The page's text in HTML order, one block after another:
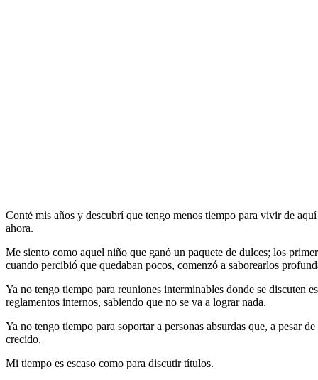
Conté mis años y descubrí que tengo menos tiempo para vivir de
ahora.
Me siento como aquel niño que ganó un paquete de dulces; los
cuando percibió que quedaban pocos, comenzó a saborearlos
Ya no tengo tiempo para reuniones interminables donde se discuten
reglamentos internos, sabiendo que no se va a lograr nada.
Ya no tengo tiempo para soportar a personas absurdas que, a pesar
crecido.
Mi tiempo es escaso como para discutir títulos.